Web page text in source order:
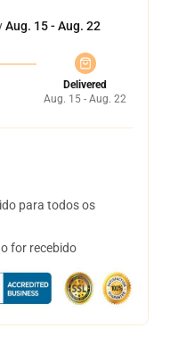
Aug. 15 - Aug. 22
Delivered
Aug. 15 - Aug. 22
para todos os
for recebido